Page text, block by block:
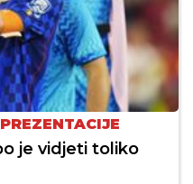
je vidjeti toliko